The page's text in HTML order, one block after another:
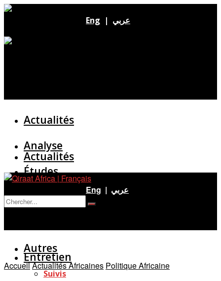
Eng | عربي
Actualités
Analyse
Études
Entretien
Autres
Suivis
Actualités
Entretien
Eng | عربي
AccueilActualités Africaines Politique Africaine